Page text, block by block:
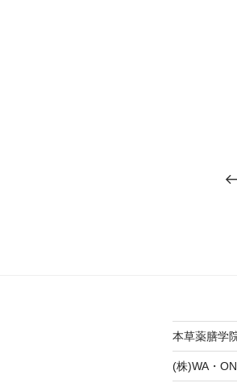
本草薬膳学
(株)WA・ON